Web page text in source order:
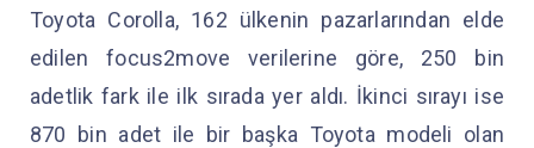
Toyota Corolla, 162 ülkenin pazarlarından elde
edilen focus2move verilerine göre, 250 bin
adetlik fark ile ilk sırada yer aldı. İkinci sırayı ise
870 bin adet ile bir başka Toyota modeli olan